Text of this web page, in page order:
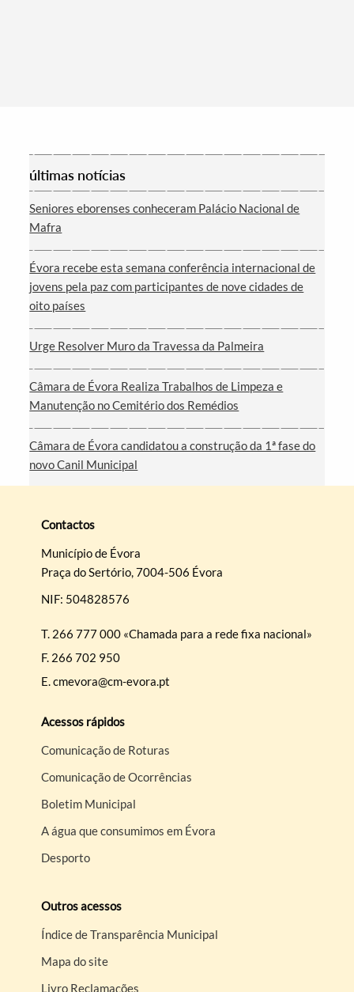
últimas notícias
Seniores eborenses conheceram Palácio Nacional de
Mafra
Évora recebe esta semana conferência internacional de
jovens pela paz com participantes de nove cidades de
oito países
Urge Resolver Muro da Travessa da Palmeira
Câmara de Évora Realiza Trabalhos de Limpeza e
Manutenção no Cemitério dos Remédios
Câmara de Évora candidatou a construção da 1ª fase do
novo Canil Municipal
Contactos
Município de Évora
Praça do Sertório, 7004-506 Évora
NIF: 504828576
T. 266 777 000 «Chamada para a rede fixa nacional»
F. 266 702 950
E.cmevora@cm-evora.pt
Acessos rápidos
Comunicação de Roturas
Comunicação de Ocorrências
Boletim Municipal
A água que consumimos em Évora
Desporto
Outros acessos
Índice de Transparência Municipal
Mapa do site
Livro Reclamações